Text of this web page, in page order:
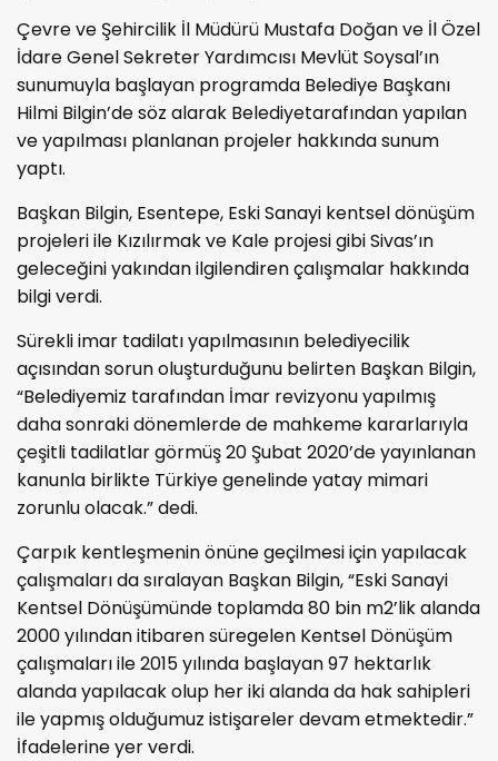
Çevre ve Şehircilik İl Müdürü Mustafa Doğan ve İl Özel
İdare Genel Sekreter Yardımcısı Mevlüt Soysal’ın
sunumuyla başlayan programda Belediye Başkanı
Hilmi Bilgin’de söz alarak Belediyetarafından yapılan
ve yapılması planlanan projeler hakkında sunum
yaptı.
Başkan Bilgin, Esentepe, Eski Sanayi kentsel dönüşüm
projeleri ile Kızılırmak ve Kale projesi gibi Sivas’ın
geleceğini yakından ilgilendiren çalışmalar hakkında
bilgi verdi.
Sürekli imar tadilatı yapılmasının belediyecilik
açısından sorun oluşturduğunu belirten Başkan Bilgin,
“Belediyemiz tarafından İmar revizyonu yapılmış
daha sonraki dönemlerde de mahkeme kararlarıyla
çeşitli tadilatlar görmüş 20 Şubat 2020’de yayınlanan
kanunla birlikte Türkiye genelinde yatay mimari
zorunlu olacak.” dedi.
Çarpık kentleşmenin önüne geçilmesi için yapılacak
çalışmaları da sıralayan Başkan Bilgin, “Eski Sanayi
Kentsel Dönüşümünde toplamda 80 bin m2’lik alanda
2000 yılından itibaren süregelen Kentsel Dönüşüm
çalışmaları ile 2015 yılında başlayan 97 hektarlık
alanda yapılacak olup her iki alanda da hak sahipleri
ile yapmış olduğumuz istişareler devam etmektedir.”
İfadelerine yer verdi.